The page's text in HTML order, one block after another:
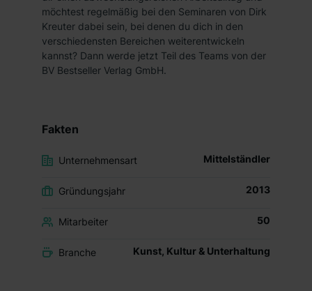
möchtest regelmäßig bei den Seminaren von Dirk
Kreuter dabei sein, bei denen du dich in den
verschiedensten Bereichen weiterentwickeln
kannst? Dann werde jetzt Teil des Teams von der
BV Bestseller Verlag GmbH.
Fakten
Unternehmensart Mittelständler
Gründungsjahr 2013
Mitarbeiter 50
Branche Kunst, Kultur & Unterhaltung